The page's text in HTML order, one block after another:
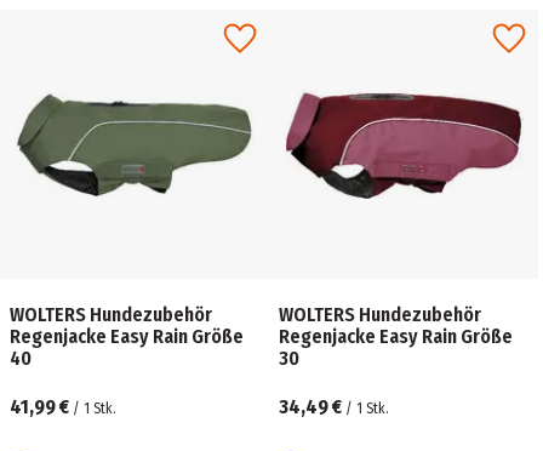
WOLTERS Hundezubehör
Regenjacke Easy Rain Größe
40
41,99 € / 1 Stk.
WOLTERS Hundezubehör
Regenjacke Easy Rain Größe
30
34,49 € / 1 Stk.